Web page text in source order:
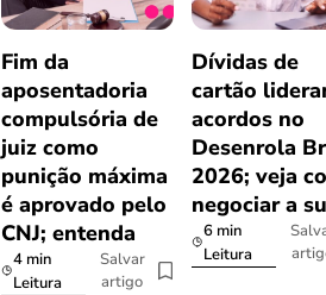
Fim da
aposentadoria
compulsória de
juiz como
punição máxima
é aprovado pelo
CNJ; entenda
4 min
Leitura
Salvar
artigo
Dívidas de
cartão
acordos no
Desenrola
2026; veja
negociar a
6 min
Leitura